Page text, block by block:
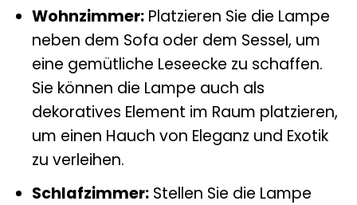
Wohnzimmer:Platzieren Sie die Lampe
neben dem Sofa oder dem Sessel, um
eine gemütliche Leseecke zu schaffen.
Sie können die Lampe auch als
dekoratives Element im Raum platzieren,
um einen Hauch von Eleganz und Exotik
zu verleihen.
Schlafzimmer:Stellen Sie die Lampe